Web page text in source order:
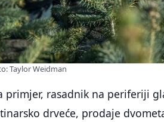
Taylor Weidman
primjer, rasadnik na periferiji
drveće, prodaje